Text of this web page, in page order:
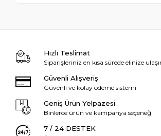
Hızlı Teslimat
Siparişleriniz en kısa sürede elinize
Güvenli Alışveriş
Güvenli ve kolay ödeme sistemi
Geniş Ürün Yelpazesi
Binlerce ürün ve kampanya seçeneği
7 / 24 DESTEK